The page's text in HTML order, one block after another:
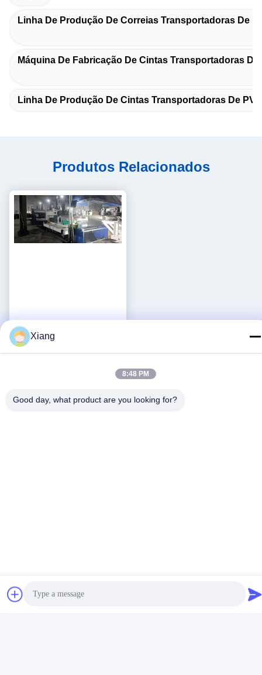
Linha De Produção De Correias Transportadoras De
Máquina De Fabricação De Cintas Transportadoras De
Linha De Produção De Cintas Transportadoras De
Produtos Relacionados
1400-2000mm PVC/PVG
Linha de produção de
conveyor de minas de
mineração Voltagem 380V
+86-755-25851003
Xiang
8:48 PM
Good day, what product are you looking for?